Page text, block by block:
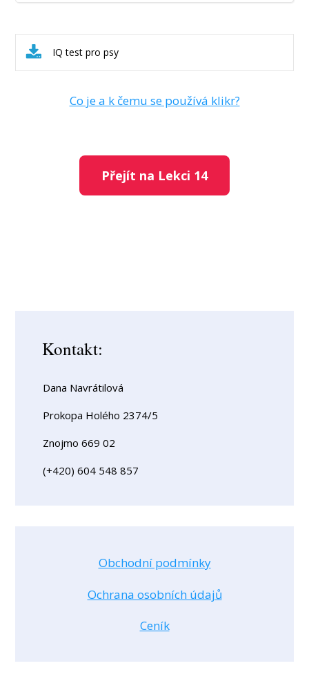
IQ test pro psy
Co je a k čemu se používá klikr?
Přejít na Lekci 14
Kontakt:
Dana Navrátilová
Prokopa Holého 2374/5
Znojmo 669 02
(+420) 604 548 857
Obchodní podmínky
Ochrana osobních údajů
Ceník